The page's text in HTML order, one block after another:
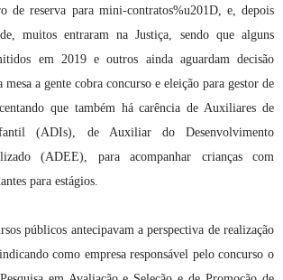
de reserva para mini-contratos%u201D, e, depois
muitos entraram na Justiça, sendo que alguns
em 2019 e outros ainda aguardam decisão
a gente cobra concurso e eleição para gestor de
que também há carência de Auxiliares de
(ADIs), de Auxiliar do Desenvolvimento
(ADEE), para acompanhar crianças com
para estágios.
públicos antecipavam a perspectiva de realização
como empresa responsável pelo concurso o